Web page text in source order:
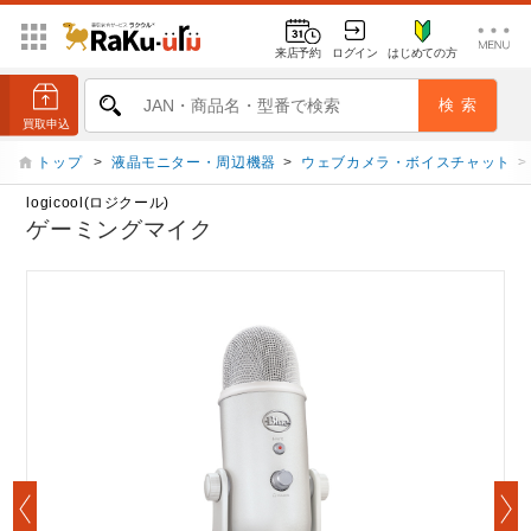
来店予約 ログイン はじめての方
トップ > 液晶モニター・周辺機器 > ウェブカメラ・ボイスチャット >
logicool(ロジクール)
ゲーミングマイク